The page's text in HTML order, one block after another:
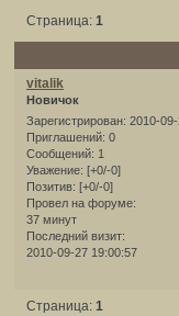
Страница: 1
vitalik
Новичок
Зарегистрирован: 2010-
Приглашений: 0
Сообщений: 1
Уважение: [+0/-0]
Позитив: [+0/-0]
Провел на форуме:
37 минут
Последний визит:
2010-09-27 19:00:57
Страница:1